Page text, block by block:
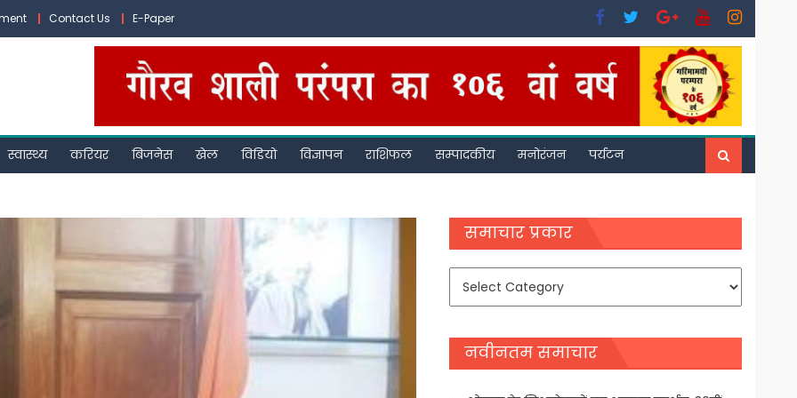
Contact Us E-Paper
स्वास्थ्य करियर बिजनेस खेल विडियो विज्ञापन राशिफल सम्पादकीय मनोरंजन पर्यटन
समाचार प्रकार
समाचार
नवीनतम समाचार